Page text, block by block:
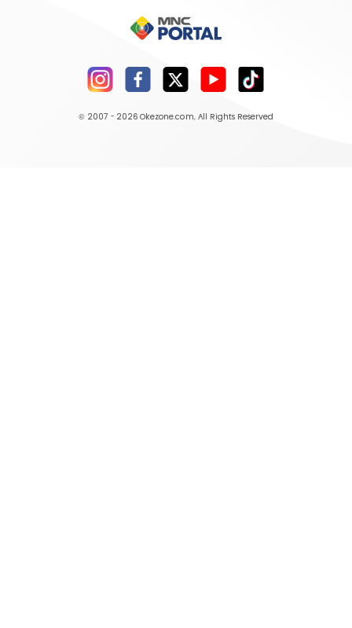
© 2007 - 2026 Okezone.com, All Rights Reserved